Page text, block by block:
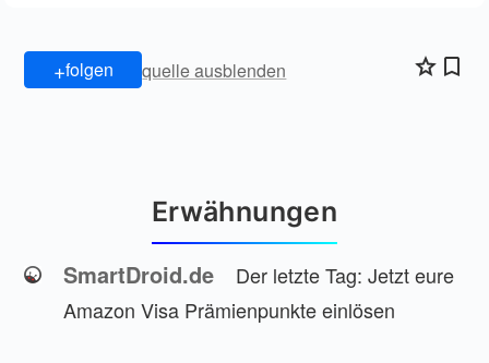
+folgen quelle ausblenden
Erwähnungen
SmartDroid.de
Der letzte Tag: Jetzt eure
Amazon Visa Prämienpunkte einlösen